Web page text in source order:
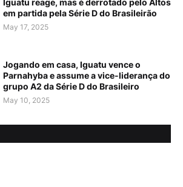
Iguatu reage, mas é derrotado pelo Altos
em partida pela Série D do Brasileirão
May 17, 2025
Jogando em casa, Iguatu vence o
Parnahyba e assume a vice-liderança do
grupo A2 da Série D do Brasileiro
May 10, 2025